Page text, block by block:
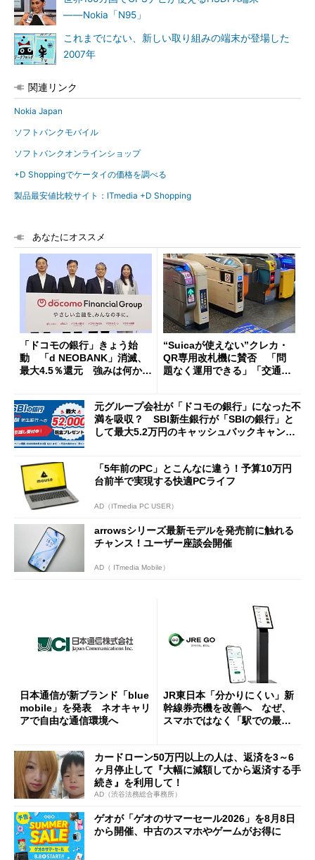
――Nokia「N95」
これまでにない、新しい取り組みの端末が登場した
2007年
関連リンク
Nokia Japan
ソフトバンクモバイル
ソフトバンクオンラインショップ
+D Shoppingでケータイの価格を調べる
製品最安値比較サイト：ITmedia +D Shopping
あなたにオススメ
「ドコモの銀行」きょう始
動 「d NEOBANK」消滅、
最大4.5％還元 強みは何か解
“Suicaが使えない”クレカ・
QR専用改札機に賛否 「問
題なく運用できる」「交通系I
元グループ会社が「ドコモの銀行」になった不
満を吸収？ SBI新生銀行が「SBIの銀行」と
して最大5.2万円のキャッシュバックキャンペ
「5年前のPC」とこんなに違う！予算10万円
台前半で実現する快適PCライフ
AD（ITmedia PC USER）
arrowsシリーズ最新モデルを発売前に触れる
チャンス！ユーザー座談会開催
AD（ ITmedia Mobile）
日本通信が新ブランド「blue
mobile」を発表 ネオキャリ
アで自由な通信環境へ
JR東日本「分かりにくい」新
幹線券売機を改善へ なぜ、
スマホではなく「駅での最短
カードローン50万円以上の人は、返済を3～6
ヶ月停止して『大幅に減額してから返済する手
続き』を利用して！
AD（渋谷法務総合事務所）
ゲオが「ゲオのサマーセール2026」を8月8日
から開催、中古のスマホやゲームがお得に